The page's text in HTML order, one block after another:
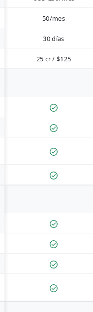
50/mes
30 días
25 cr / $125